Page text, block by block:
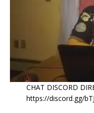
CHAT DISCORD
https://discord.gg/